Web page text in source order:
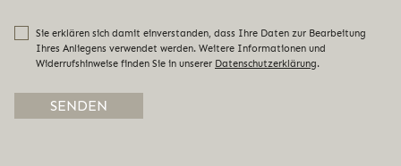
Sie erklären sich damit einverstanden, dass Ihre Daten zur Bearbeitung
Ihres Anliegens verwendet werden. Weitere Informationen und
Widerrufshinweise finden Sie in unserer Datenschutzerklärung.